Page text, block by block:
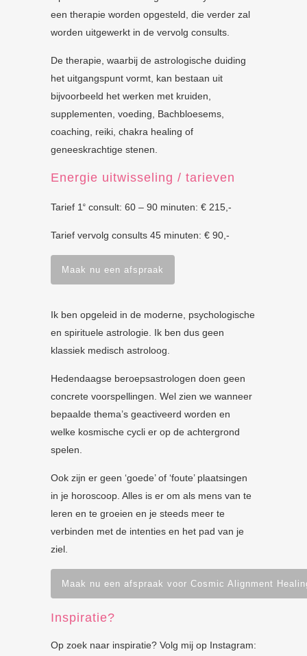
een therapie worden opgesteld, die verder zal
worden uitgewerkt in de vervolg consults.
De therapie, waarbij de astrologische duiding
het uitgangspunt vormt, kan bestaan uit
bijvoorbeeld het werken met kruiden,
supplementen, voeding, Bachbloesems,
coaching, reiki, chakra healing of
geneeskrachtige stenen.
Energie uitwisseling / tarieven
Tarief 1 e consult: 60 – 90 minuten: € 215,-
Tarief vervolg consults 45 minuten: € 90,-
Maak nu een afspraak
Ik ben opgeleid in de moderne, psychologische
en spirituele astrologie. Ik ben dus geen
klassiek medisch astroloog.
Hedendaagse beroepsastrologen doen geen
concrete voorspellingen. Wel zien we wanneer
bepaalde thema’s geactiveerd worden en
welke kosmische cycli er op de achtergrond
spelen.
Ook zijn er geen ‘goede’ of ‘foute’ plaatsingen
in je horoscoop. Alles is er om als mens van te
leren en te groeien en je steeds meer te
verbinden met de intenties en het pad van je
ziel.
Maak nu een afspraak voor Cosmic Alignment
Inspiratie?
Op zoek naar inspiratie? Volg mij op Instagram: